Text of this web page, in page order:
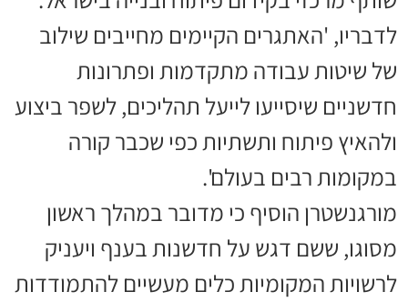
לדבריו, 'האתגרים הקיימים מחייבים שילוב
של שיטות עבודה מתקדמות ופתרונות
חדשניים שיסייעו לייעל תהליכים, לשפר ביצוע
ולהאיץ פיתוח ותשתיות כפי שכבר קורה
במקומות רבים בעולם'.
מורגנשטרן הוסיף כי מדובר במהלך ראשון
מסוגו, ששם דגש על חדשנות בענף ויעניק
לרשויות המקומיות כלים מעשיים להתמודדות